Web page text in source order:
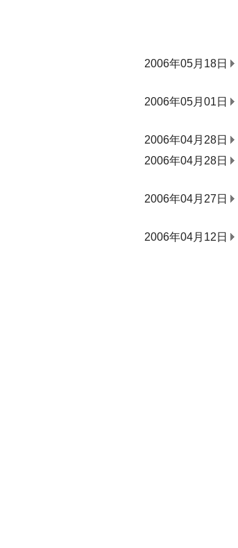
2006年05月18日
2006年05月01日
2006年04月28日
2006年04月28日
2006年04月27日
2006年04月12日